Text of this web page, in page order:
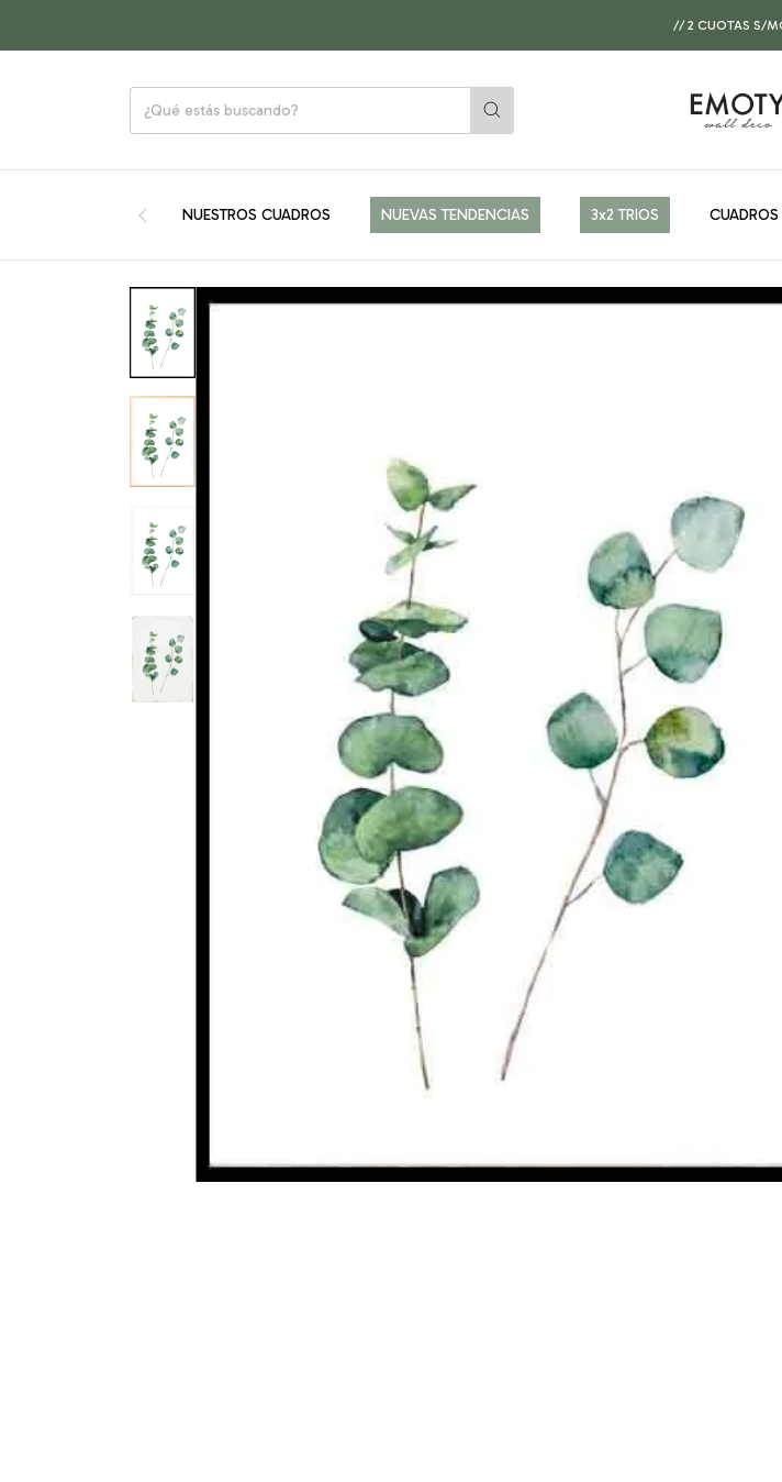
// 2 CUOTAS S/MONTO
NUESTROS CUADROS NUEVAS TENDENCIAS 3x2 TRIOS